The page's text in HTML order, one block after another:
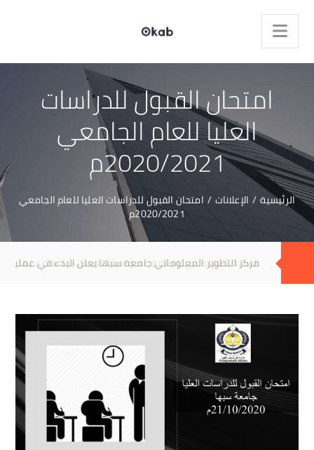
امتحان القبول للدراسات
العليا للعام الجامعي
2020/2021م
الرئيسية/ الإعلانات/ امتحان القبول للدراسات العليا للعام الجامعي
2020/2021م
مركز التطوير المعلوماتي جامعة سبها يعلن البدء في عملية